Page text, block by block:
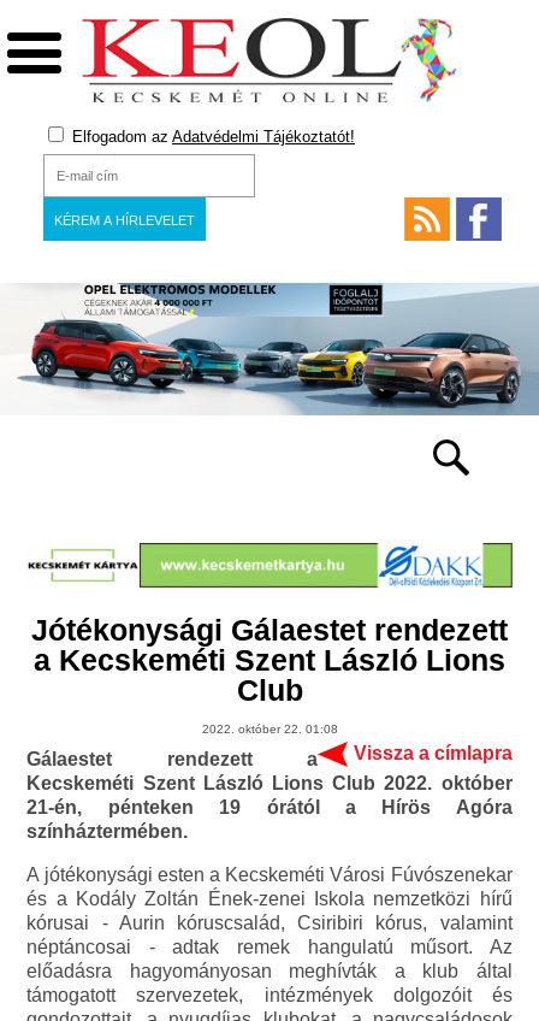
Elfogadom az Adatvédelmi Tájékoztatót!
Jótékonysági Gálaestet rendezett
a Kecskeméti Szent László Lions
Club
2022. október 22. 01:08
Vissza a címlapra
Gálaestet rendezett a
Kecskeméti Szent László Lions Club 2022. október
21-én, pénteken 19 órától a Hírös Agóra
színháztermében.
A jótékonysági esten a Kecskeméti Városi Fúvószenekar
és a Kodály Zoltán Ének-zenei Iskola nemzetközi hírű
kórusai - Aurin kóruscsalád, Csiribiri kórus, valamint
néptáncosai - adtak remek hangulatú műsort. Az
előadásra hagyományosan meghívták a klub által
támogatott szervezetek, intézmények dolgozóit és